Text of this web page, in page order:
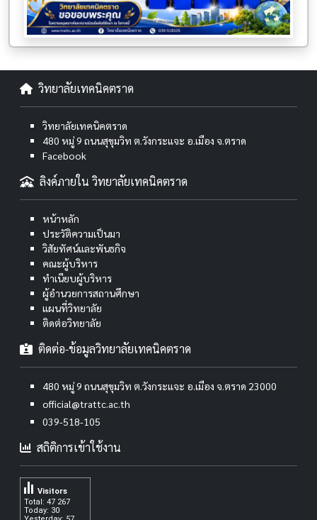
วิทยาลัยเทคนิคตราด
วิทยาลัยเทคนิคตราด
480 หมู่ 9 ถนนสุขุมวิท ต.วังกระแจะ อ.เมือง จ.ตราด
Facebook
ลิงค์ภายใน วิทยาลัยเทคนิคตราด
หน้าหลัก
ประวัติความเป็นมา
วิสัยทัศน์และพันธกิจ
คณะผู้บริหาร
ทำเนียบผู้บริหาร
ผู้อำนวยการสถานศึกษา
แผนที่วิทยาลัย
ติดต่อวิทยาลัย
ติดต่อ-ข้อมูลวิทยาลัยเทคนิคตราด
480 หมู่ 9 ถนนสุขุมวิท ต.วังกระแจะ อ.เมือง จ.ตราด 23000
official@trattc.ac.th
039-518-105
สถิติการเข้าใช้งาน
Total: 47 267
Today: 30
Visitors